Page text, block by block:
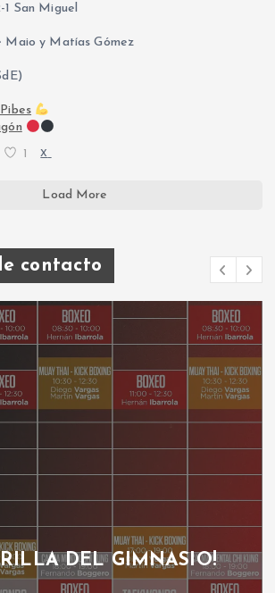
1 San Miguel
Maio y Matías Gómez
X
Load More
contacto
GRILLA